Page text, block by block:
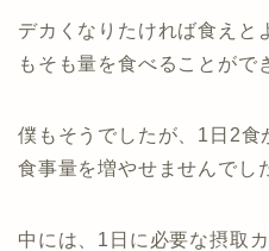
デカくなりたければ食えと
もそも量を食べることがで
僕もそうでしたが、1日2食
食事量を増やせませんでし
中には、1日に必要な摂取